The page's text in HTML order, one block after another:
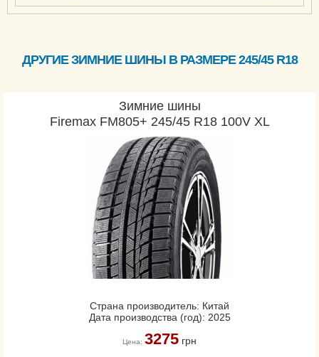
EfficientGrip
Performance SUV
EfficientGrip SUV
Fortera HL
Wrangler HP All Weather
ДРУГИЕ ЗИМНИЕ ШИНЫ В РАЗМЕРЕ 245/45 R18
Зимние шины
Firemax FM805+ 245/45 R18 100V XL
Страна производитель: Китай
Дата производства (год): 2025
Цена: 3275грн